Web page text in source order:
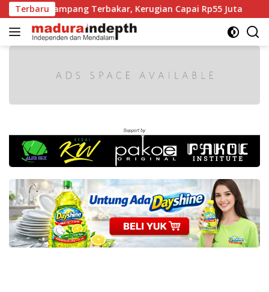
Langsung
ke
konten
Terbaru
Sampang Terbakar, Kerugian Capai Rp55 Juta